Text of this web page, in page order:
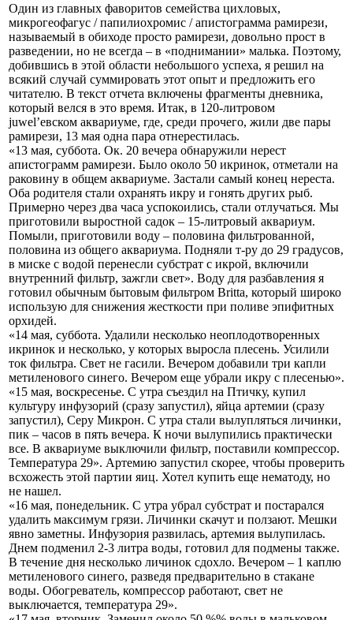
Один из главных фаворитов семейства цихловых,
микрогеофагус / папилиохромис / апистограмма рамирези,
называемый в обиходе просто рамирези, довольно прост в
разведении, но не всегда – в «поднимании» малька. Поэтому,
добившись в этой области небольшого успеха, я решил на
всякий случай суммировать этот опыт и предложить его
читателю. В текст отчета включены фрагменты дневника,
который велся в это время. Итак, в 120-литровом
juwel’евском аквариуме, где, среди прочего, жили две пары
рамирези, 13 мая одна пара отнерестилась.
«13 мая, суббота. Ок. 20 вечера обнаружили нерест
апистограмм рамирези. Было около 50 икринок, отметали на
раковину в общем аквариуме. Застали самый конец нереста.
Оба родителя стали охранять икру и гонять других рыб.
Примерно через два часа успокоились, стали отлучаться. Мы
приготовили выростной садок – 15-литровый аквариум.
Помыли, приготовили воду – половина фильтрованной,
половина из общего аквариума. Подняли т-ру до 29 градусов,
в миске с водой перенесли субстрат с икрой, включили
внутренний фильтр, зажгли свет». Воду для разбавления я
готовил обычным бытовым фильтром Britta, который широко
использую для снижения жесткости при поливе эпифитных
орхидей.
«14 мая, суббота. Удалили несколько неоплодотворенных
икринок и несколько, у которых выросла плесень. Усилили
ток фильтра. Свет не гасили. Вечером добавили три капли
метиленового синего. Вечером еще убрали икру с плесенью».
«15 мая, воскресенье. С утра съездил на Птичку, купил
культуру инфузорий (сразу запустил), яйца артемии (сразу
запустил), Серу Микрон. С утра стали вылупляться личинки,
пик – часов в пять вечера. К ночи вылупились практически
все. В аквариуме выключили фильтр, поставили компрессор.
Температура 29». Артемию запустил скорее, чтобы проверить
всхожесть этой партии яиц. Хотел купить еще нематоду, но
не нашел.
«16 мая, понедельник. С утра убрал субстрат и постарался
удалить максимум грязи. Личинки скачут и ползают. Мешки
явно заметны. Инфузория развилась, артемия вылупилась.
Днем подменил 2-3 литра воды, готовил для подмены также.
В течение дня несколько личинок сдохло. Вечером – 1 каплю
метиленового синего, разведя предварительно в стакане
воды. Обогреватель, компрессор работают, свет не
выключается, температура 29».